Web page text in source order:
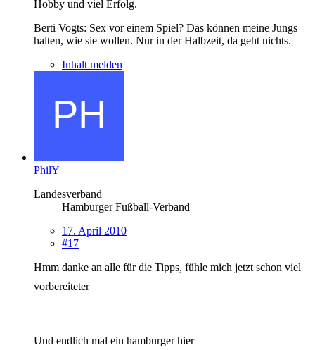
Hobby und viel Erfolg.
Berti Vogts: Sex vor einem Spiel? Das können meine Jungs
halten, wie sie wollen. Nur in der Halbzeit, da geht nichts.
Inhalt melden
PhilY
Landesverband
Hamburger Fußball-Verband
17. April 2010
#17
Hmm danke an alle für die Tipps, fühle mich jetzt schon viel
vorbereiteter
Und endlich mal ein hamburger hier